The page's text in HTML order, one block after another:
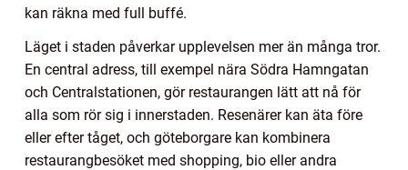
kan räkna med full buffé.
Läget i staden påverkar upplevelsen mer än många tror.
En central adress, till exempel nära Södra Hamngatan
och Centralstationen, gör restaurangen lätt att nå för
alla som rör sig i innerstaden. Resenärer kan äta före
eller efter tåget, och göteborgare kan kombinera
restaurangbesöket med shopping, bio eller andra